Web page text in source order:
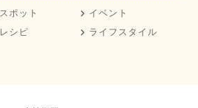
スポット
イベント
レシピ
ライフスタイル